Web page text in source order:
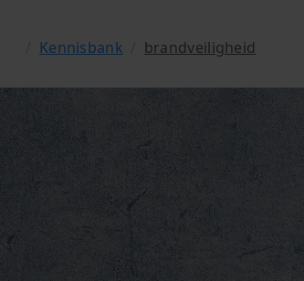
Kennisbank brandveiligheid